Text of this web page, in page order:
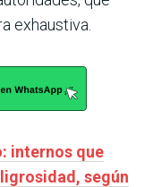
exhaustiva.
internos que
según